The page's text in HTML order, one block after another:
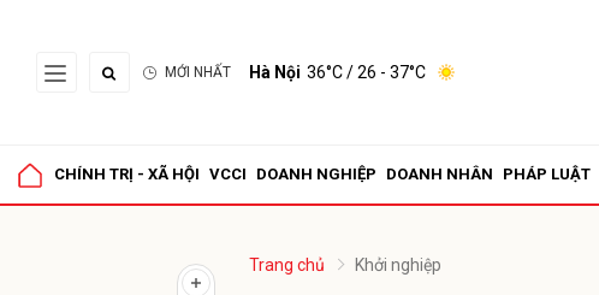
MỚI NHẤT Hà Nội 36°C/ 26 - 37°C
CHÍNH TRỊ - XÃ HỘI VCCI DOANH NGHIỆP DOANH NHÂN PHÁP LUẬT
Trang chủ Khởi nghiệp